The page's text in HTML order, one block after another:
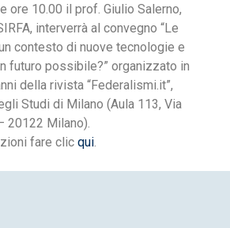
ore 10.00 il prof. Giulio Salerno,
interverrà al convegno “Le
contesto di nuove tecnologie e
futuro possibile?” organizzato in
della rivista “Federalismi.it”,
Studi di Milano (Aula 113, Via
20122 Milano).
fare clic qui